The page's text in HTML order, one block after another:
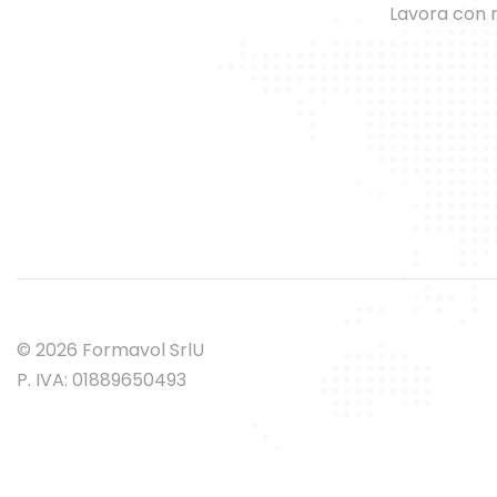
Lavora con
© 2026 Formavol SrlU
P. IVA: 01889650493